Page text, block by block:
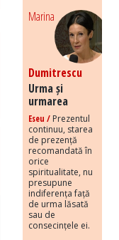
Marina
Dumitrescu
Urma și
urmarea
Eseu / Prezentul
continuu, starea
de prezență
recomandată în
orice
spiritualitate, nu
presupune
indiferența față
de urma lăsată
sau de
consecințele ei.